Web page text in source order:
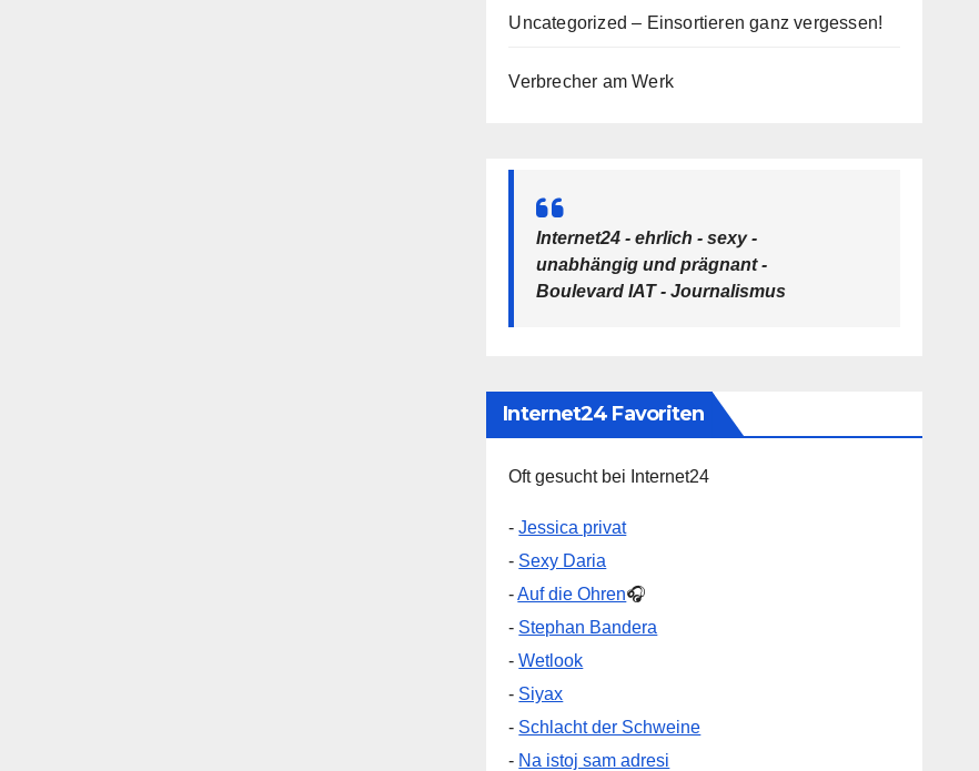
Uncategorized – Einsortieren ganz vergessen!
Verbrecher am Werk
Internet24 - ehrlich - sexy -
unabhängig und prägnant -
Boulevard IAT - Journalismus
Internet24 Favoriten
Oft gesucht bei Internet24
-Jessica privat
- Sexy Daria
-Auf die Ohren🎧
- Stephan Bandera
-Wetlook
- Siyax
- Schlacht der Schweine
- Na istoj sam adresi